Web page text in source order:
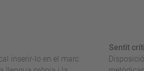
inserir-lo en el marc
Sentit